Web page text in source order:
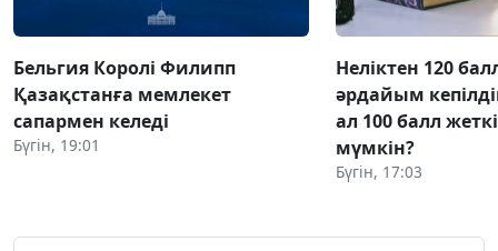
Бельгия Королі Филипп
Қазақстанға мемлекет
сапармен келеді
Бүгін, 19:01
Неліктен 120
әрдайым
ал 100 балл
мүмкін?
Бүгін, 17:03